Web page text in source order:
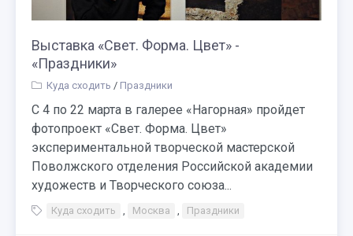
Выставка «Свет. Форма. Цвет» -
«Праздники»
Куда сходить / Праздники
С 4 по 22 марта в галерее «Нагорная» пройдет
фотопроект «Свет. Форма. Цвет»
экспериментальной творческой мастерской
Поволжского отделения Российской академии
художеств и Творческого союза...
Куда сходить , Москва , Праздники